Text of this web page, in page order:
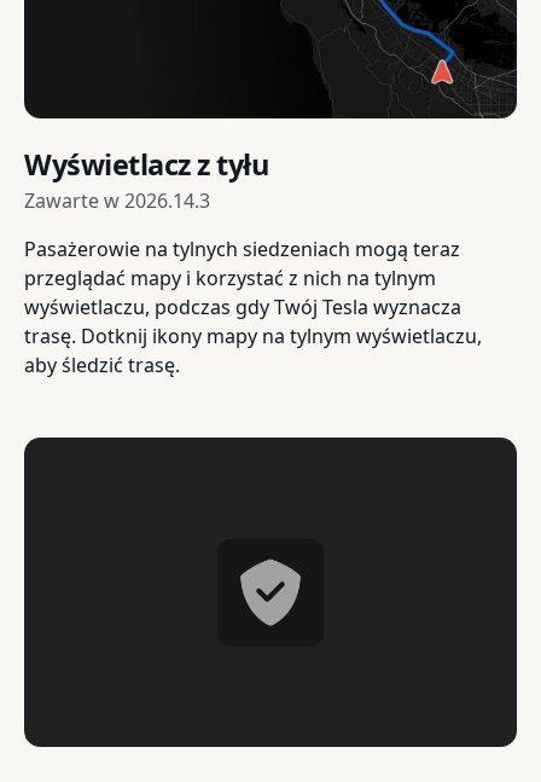
Wyświetlacz z tyłu
Zawarte w2026.14.3
Pasażerowie na tylnych siedzeniach mogą teraz
przeglądać mapy i korzystać z nich na tylnym
wyświetlaczu, podczas gdy Twój Tesla wyznacza
trasę. Dotknij ikony mapy na tylnym wyświetlaczu,
aby śledzić trasę.